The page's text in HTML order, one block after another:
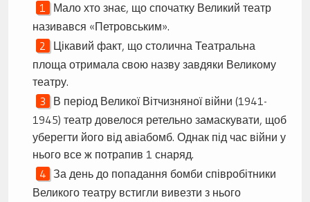
Мало хто знає, що спочатку Великий театр
називався «Петровським».
Цікавий факт, що столична Театральна
площа отримала свою назву завдяки Великому
театру.
В період Великої Вітчизняної війни (1941-
1945) театр довелося ретельно замаскувати, щоб
уберегти його від авіабомб. Однак під час війни у
нього все ж потрапив 1 снаряд.
За день до попадання бомби співробітники
Великого театру встигли вивезти з нього